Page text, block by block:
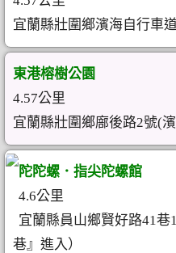
宜蘭縣壯圍鄉濱海自行車
東港榕樹公園
4.57公里
宜蘭縣壯圍鄉廍後路2號(
陀陀螺．指尖陀螺館
4.6公里
宜蘭縣員山鄉賢好路41
巷』進入）